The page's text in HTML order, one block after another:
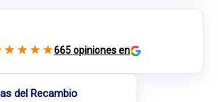
del Recambio
★ ★ ★ ★665 opiniones en